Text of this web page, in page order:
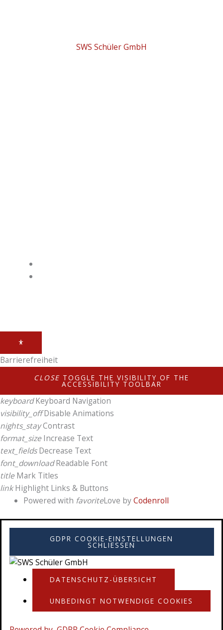
SWS Schüler GmbH
Barrierefreiheit
CLOSE TOGGLE THE VISIBILITY OF THE
ACCESSIBILITY TOOLBAR
keyboard Keyboard Navigation
visibility_off Disable Animations
nights_stayContrast
format_size Increase Text
text_fields Decrease Text
font_download Readable Font
title Mark Titles
link Highlight Links & Buttons
Powered with favoriteLove byCodenroll
GDPR COOKIE-EINSTELLUNGEN
SCHLIESSEN
DATENSCHUTZ-ÜBERSICHT
UNBEDINGT NOTWENDIGE COOKIES